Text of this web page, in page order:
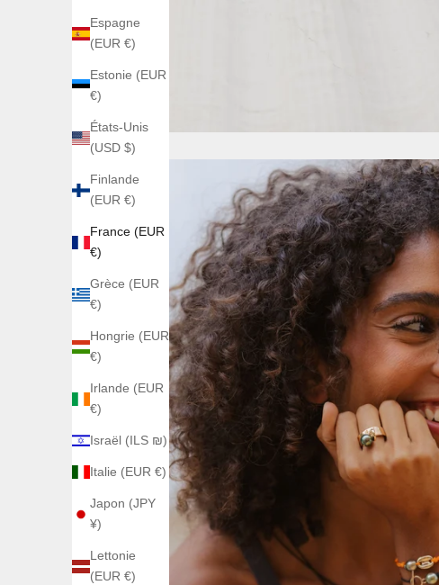
Espagne
(EUR €)
Estonie (EUR
€)
États-Unis
(USD $)
Finlande
(EUR €)
France (EUR
€)
Grèce (EUR
€)
Hongrie (EUR
€)
Irlande (EUR
€)
Israël (ILS ₪)
Italie (EUR €)
Japon (JPY
¥)
Lettonie
(EUR €)